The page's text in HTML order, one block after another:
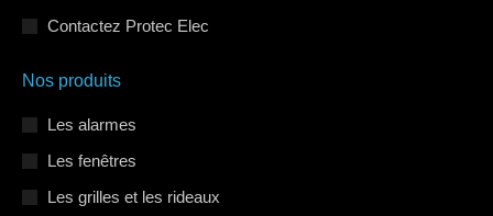
Contactez Protec Elec
Nos produits
Les alarmes
Les fenêtres
Les grilles et les rideaux